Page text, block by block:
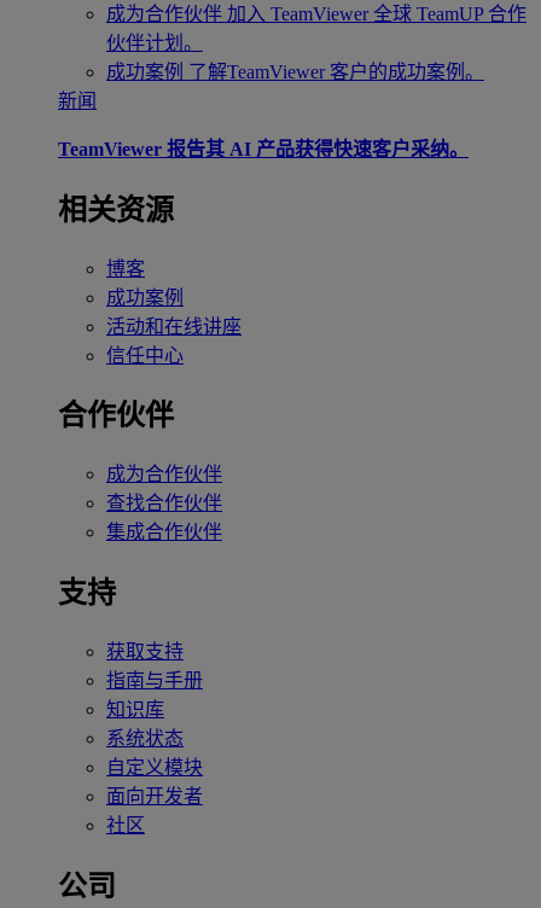
成为合作伙伴 加入 TeamViewer 全球 TeamUP 合作
伙伴计划。
成功案例 了解TeamViewer 客户的成功案例。
新闻
TeamViewer 报告其 AI 产品获得快速客户采纳。
相关资源
博客
成功案例
活动和在线讲座
信任中心
合作伙伴
成为合作伙伴
查找合作伙伴
集成合作伙伴
支持
获取支持
指南与手册
知识库
系统状态
自定义模块
面向开发者
社区
公司